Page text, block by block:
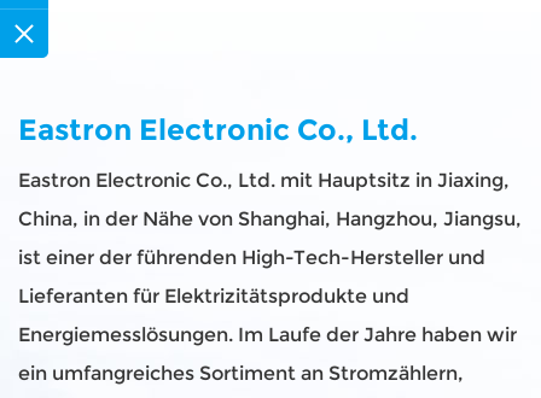
Eastron Electronic Co., Ltd.
Eastron Electronic Co., Ltd. mit Hauptsitz in Jiaxing,
China, in der Nähe von Shanghai, Hangzhou, Jiangsu,
ist einer der führenden High-Tech-Hersteller und
Lieferanten für Elektrizitätsprodukte und
Energiemesslösungen. Im Laufe der Jahre haben wir
ein umfangreiches Sortiment an Stromzählern,